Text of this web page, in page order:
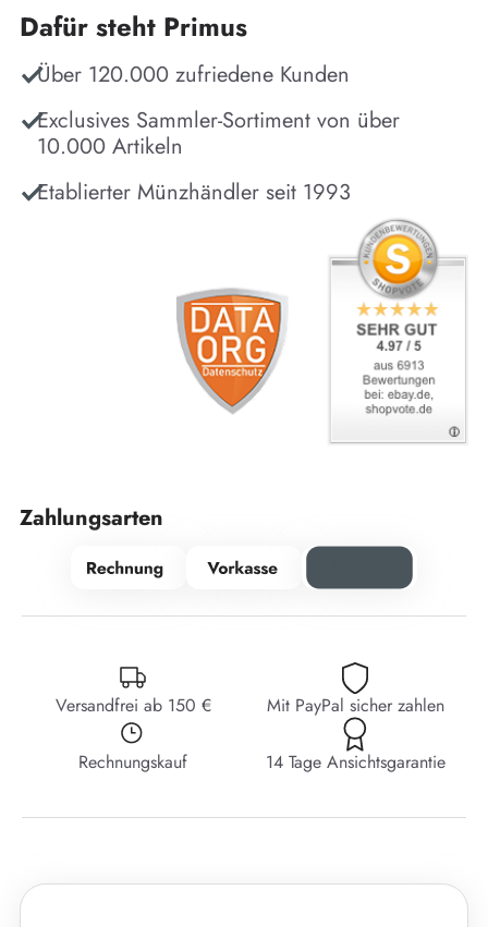
Dafür steht Primus
Über 120.000 zufriedene Kunden
Exclusives Sammler-Sortiment von über
10.000 Artikeln
Etablierter Münzhändler seit 1993
Zahlungsarten
Versandfrei ab 150 € Mit PayPal sicher zahlen
Rechnungskauf 14 Tage Ansichtsgarantie